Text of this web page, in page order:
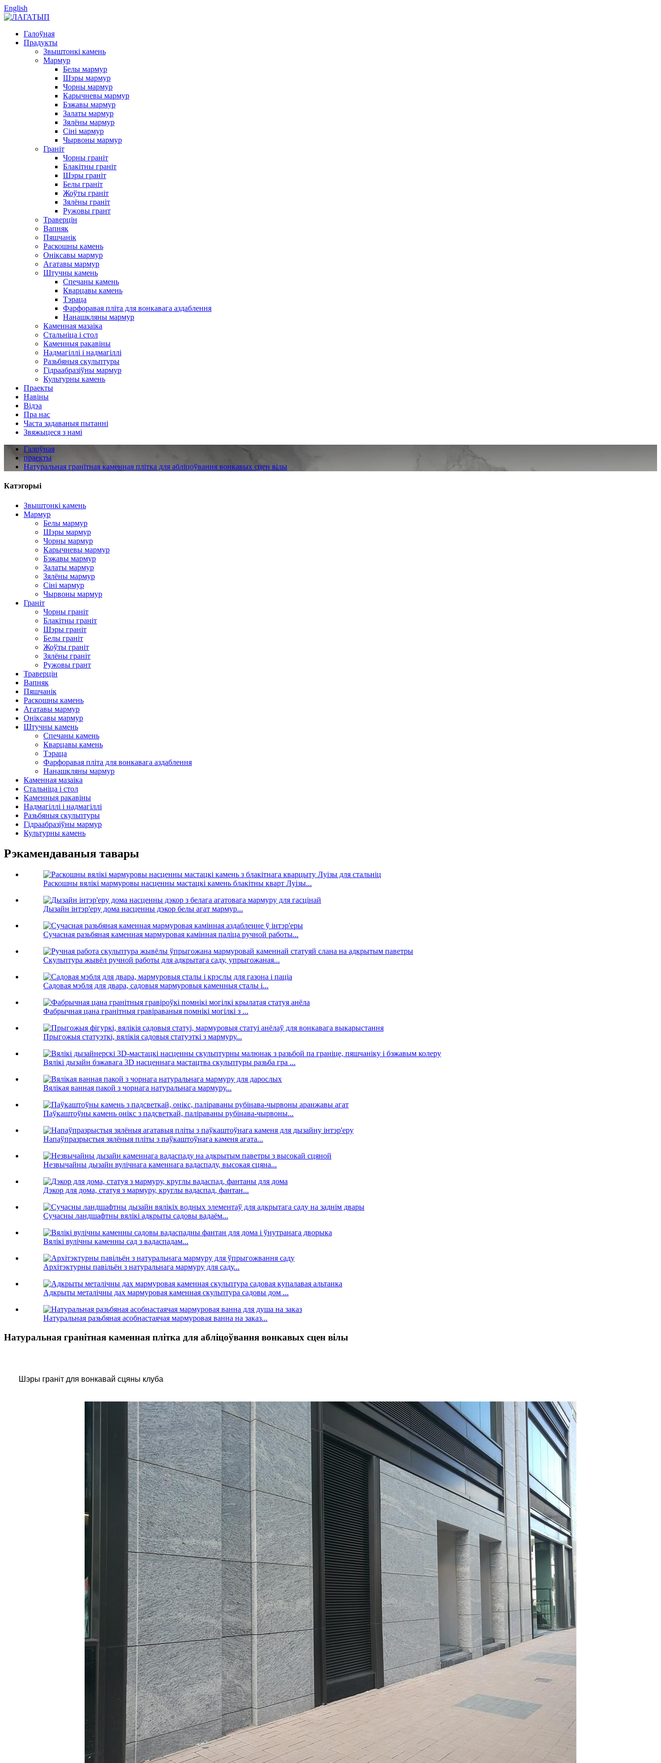
English
Галоўная
Прадукты
Звыштонкі камень
Мармур
Белы мармур
Шэры мармур
Чорны мармур
Карычневы мармур
Бэжавы мармур
Залаты мармур
Зялёны мармур
Сіні мармур
Чырвоны мармур
Граніт
Чорны граніт
Блакітны граніт
Шэры граніт
Белы граніт
Жоўты граніт
Зялёны граніт
Ружовы грант
Траверцін
Вапняк
Пяшчанік
Раскошны камень
Оніксавы мармур
Агатавы мармур
Штучны камень
Спечаны камень
Кварцавы камень
Тэраца
Фарфоравая пліта для вонкавага аздаблення
Нанашкляны мармур
Каменная мазаіка
Стальніца і стол
Каменныя ракавіны
Надмагіллі і надмагіллі
Разьбяныя скульптуры
Гідраабразіўны мармур
Культурны камень
Праекты
Навіны
Відэа
Пра нас
Часта задаваныя пытанні
Звяжыцеся з намі
Галоўная
праекты
Натуральная гранітная каменная плітка для абліцоўвання вонкавых сцен вілы
Катэгорыі
Звыштонкі камень
Мармур
Белы мармур
Шэры мармур
Чорны мармур
Карычневы мармур
Бэжавы мармур
Залаты мармур
Зялёны мармур
Сіні мармур
Чырвоны мармур
Граніт
Чорны граніт
Блакітны граніт
Шэры граніт
Белы граніт
Жоўты граніт
Зялёны граніт
Ружовы грант
Траверцін
Вапняк
Пяшчанік
Раскошны камень
Агатавы мармур
Оніксавы мармур
Штучны камень
Спечаны камень
Кварцавы камень
Тэраца
Фарфоравая пліта для вонкавага аздаблення
Нанашкляны мармур
Каменная мазаіка
Стальніца і стол
Каменныя ракавіны
Надмагіллі і надмагіллі
Разьбяныя скульптуры
Гідраабразіўны мармур
Культурны камень
Рэкамендаваныя тавары
Раскошны вялікі мармуровы насценны мастацкі камень блакітны кварт Луізы...
Дызайн інтэр'еру дома насценны дэкор белы агат мармур...
Сучасная разьбяная каменная мармуровая камінная паліца ручной работы...
Скульптура жывёл ручной работы для адкрытага саду, упрыгожаная...
Садовая мэбля для двара, садовыя мармуровыя каменныя сталы і...
Фабрычная цана гранітныя гравіраваныя помнікі могілкі з ...
Прыгожыя статуэткі, вялікія садовыя статуэткі з мармуру...
Вялікі дызайн бэжавага 3D насценнага мастацтва скульптуры разьба гра ...
Вялікая ванная пакой з чорнага натуральнага мармуру...
Паўкаштоўны камень онікс з падсветкай, паліраваны рубінава-чырвоны...
Напаўпразрыстыя зялёныя пліты з паўкаштоўнага каменя агата...
Незвычайны дызайн вулічнага каменнага вадаспаду, высокая сцяна...
Дэкор для дома, статуя з мармуру, круглы вадаспад, фантан...
Сучасны ландшафтны вялікі адкрыты садовы вадаём...
Вялікі вулічны каменны сад з вадаспадам...
Архітэктурны павільён з натуральнага мармуру для саду...
Адкрыты металічны дах мармуровая каменная скульптура садовы дом ...
Натуральная разьбяная асобнастаячая мармуровая ванна на заказ...
Натуральная гранітная каменная плітка для абліцоўвання вонкавых сцен вілы
Шэры граніт для вонкавай сцяны клуба